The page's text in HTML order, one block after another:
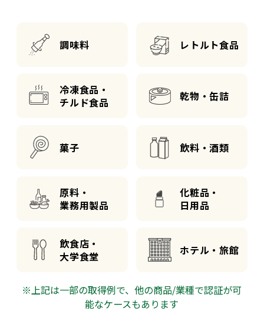
調味料 レトルト食品
冷凍食品・
チルド食品
乾物・缶詰
菓子 飲料・酒類
原料・
業務用製品
化粧品・
日用品
飲食店・
大学食堂
ホテル・旅館
※上記は一部の取得例で、他の商品/業種で認証が可
能なケースもあります